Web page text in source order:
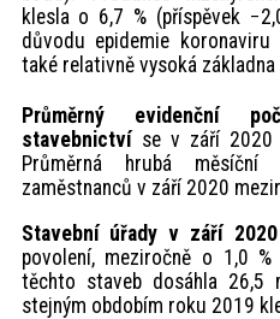
klesla o 6,7 % (příspěvek
důvodu epidemie
také relativně vysoká
Průměrný evidenční
stavebnictvíse v září 2020
Průměrná hrubá
zaměstnanců v září 2020
Stavební úřady v září
povolení, meziročně o 1,0
těchto staveb dosáhla
stejným obdobím roku 2019